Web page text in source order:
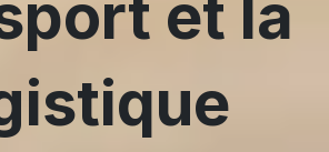
et la